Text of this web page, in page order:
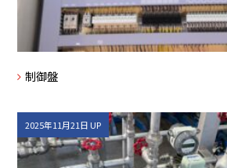
制御盤
2025年11月21日 UP